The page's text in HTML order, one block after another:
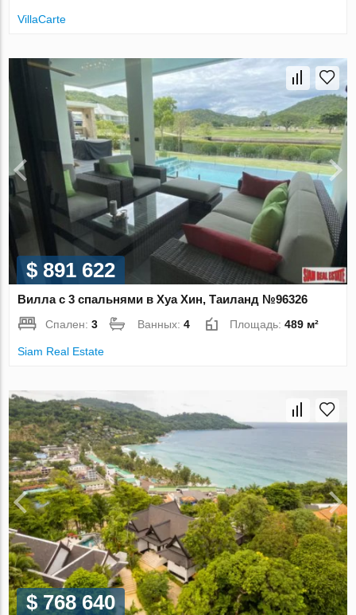
VillaСarte
$ 891 622
Вилла с 3 спальнями в Хуа Хин, Таиланд №96326
Спален:3 Ванных:4 Площадь:489 м²
Siam Real Estate
$ 768 640